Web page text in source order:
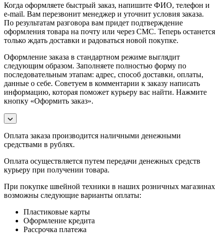
Когда оформляете быстрый заказ, напишите ФИО, телефон и
e-mail. Вам перезвонит менеджер и уточнит условия заказа.
По результатам разговора вам придет подтверждение
оформления товара на почту или через СМС. Теперь останется
только ждать доставки и радоваться новой покупке.
Оформление заказа в стандартном режиме выглядит
следующим образом. Заполняете полностью форму по
последовательным этапам: адрес, способ доставки, оплаты,
данные о себе. Советуем в комментарии к заказу написать
информацию, которая поможет курьеру вас найти. Нажмите
кнопку «Оформить заказ».
Оплата заказа производится наличными денежными
средствами в рублях.
Оплата осуществляется путем передачи денежных средств
курьеру при получении товара.
При покупке швейной техники в наших розничных магазинах
возможны следующие варианты оплаты:
Пластиковые карты
Оформление кредита
Рассрочка платежа